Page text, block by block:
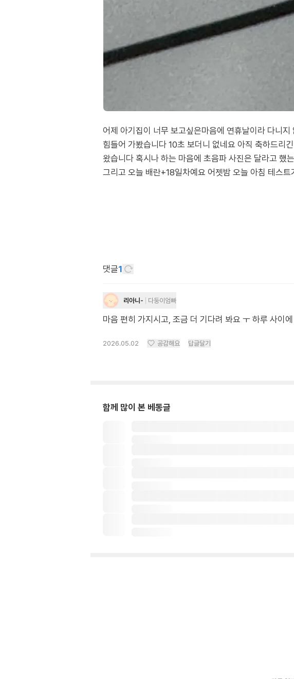
어제 아기집이 너무 보고싶은마음에 연휴날이라 다니
힘들어 가봤습니다 10초 보더니 없네요 아직 축하드리
왔습니다 혹시나 하는 마음에 초음파 사진은 달라고 했
댓글1
리아니- 다둥이엄빠
마음 편히 가지시고, 조금 더 기다려 봐요 ㅜ 하루 사이
2026.05.02 공감해요 답글달기
함께 많이 본 베동글